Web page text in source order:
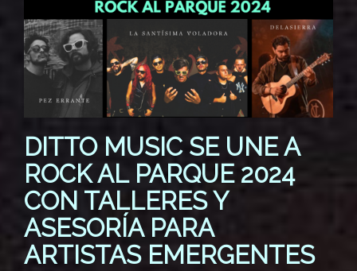
DITTO MUSIC SE UNE A
ROCK AL PARQUE 2024
CON TALLERES Y
ASESORÍA PARA
ARTISTAS EMERGENTES